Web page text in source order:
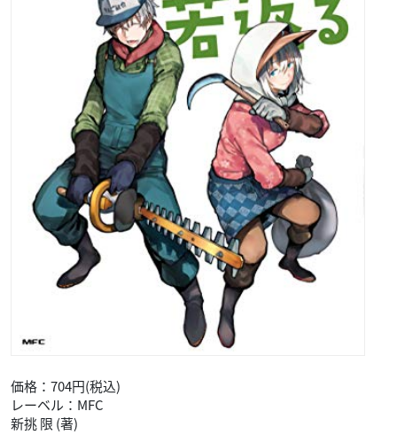
価格：704円(税込)
レーベル：MFC
新挑 限 (著)